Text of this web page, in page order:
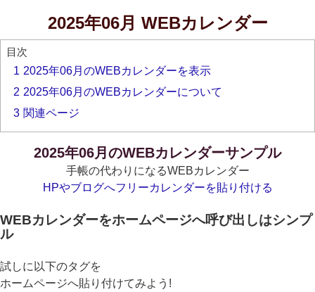
2025年06月 WEBカレンダー
目次
1 2025年06月のWEBカレンダーを表示
2 2025年06月のWEBカレンダーについて
3 関連ページ
2025年06月のWEBカレンダーサンプル
手帳の代わりになるWEBカレンダー
HPやブログへフリーカレンダーを貼り付ける
WEBカレンダーをホームページへ呼び出しはシンプ
ル
試しに以下のタグを
ホームページへ貼り付けてみよう!